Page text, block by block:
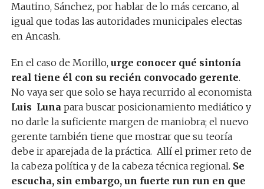
Mautino, Sánchez, por hablar de lo más cercano, al
igual que todas las autoridades municipales electas
en Ancash.
En el caso de Morillo, urge conocer qué sintonía
real tiene él con su recién convocado gerente.
No vaya ser que solo se haya recurrido al economista
Luis Lunapara buscar posicionamiento mediático y
no darle la suficiente margen de maniobra; el nuevo
gerente también tiene que mostrar que su teoría
debe ir aparejada de la práctica. Allí el primer reto de
la cabeza política y de la cabeza técnica regional. Se
escucha, sin embargo, un fuerte run run en que